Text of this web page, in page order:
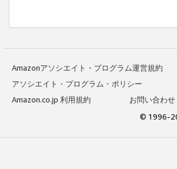
Amazonアソシエイト・プログラム運営規約
アソシエイト・プログラム・ポリシー
Amazon.co.jp 利用規約
お問い合わせ
© 1996-